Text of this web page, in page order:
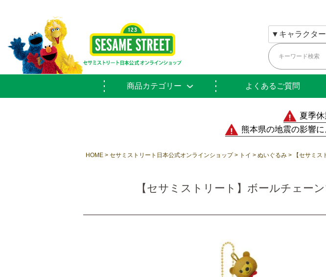
商品カテゴリー よくあるご質問
夏季
熊本県の地震の影響
HOME セサミストリート日本公式オンラインショップ トイ ぬいぐるみ 【セサミ
【セサミストリート】ボールチェー